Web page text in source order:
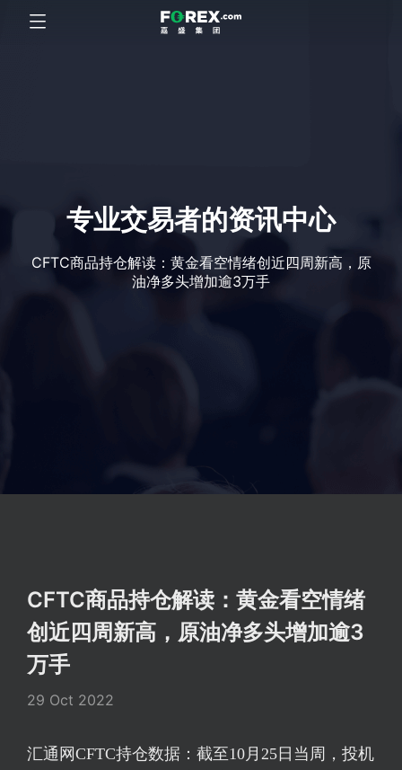
专业交易者的资讯中心
CFTC商品持仓解读：黄金看空情绪创近四周新高，原
油净多头增加逾3万手
CFTC商品持仓解读：黄金看空情绪
创近四周新高，原油净多头增加逾3
万手
29 Oct 2022
汇通网CFTC持仓数据：截至10月25日当周，投机